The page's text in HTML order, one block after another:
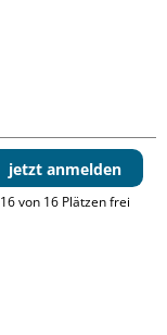
jetzt anmelden
16 von 16 Plätzen frei